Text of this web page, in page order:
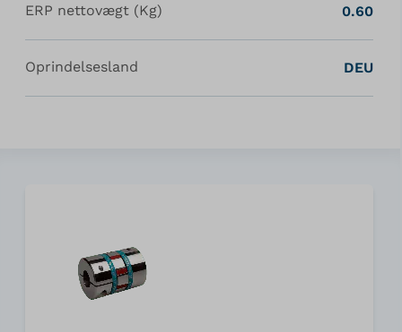
ERP nettovægt (Kg) 0.60
Oprindelsesland DEU